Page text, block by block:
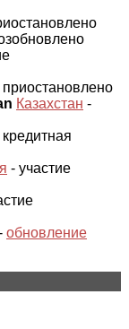
приостановлено
Казахстан -
- участие
обновление